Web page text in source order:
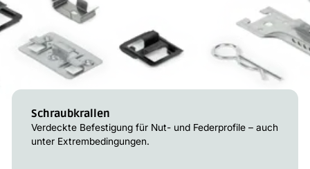
Schraubkrallen
Verdeckte Befestigung für Nut- und Federprofile – auch
unter Extrembedingungen.